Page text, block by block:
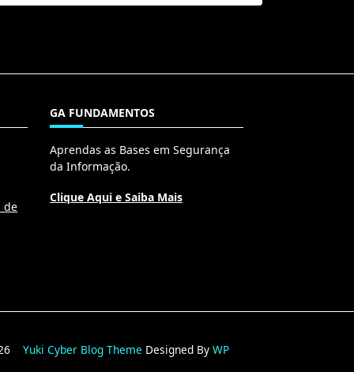
de
GA FUNDAMENTOS
Aprendas as Bases em Segurança
da Informação.
Clique Aqui e Saiba Mais
Yuki Cyber Blog Theme Designed ByWP